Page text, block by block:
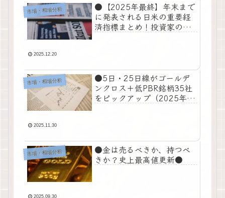
市場・相場分析
●【2025年最終】年末まで
に発表される日米の重要経
済指標まとめ！投資家の注
2025.12.20
市場・相場分析
●5日・25日線がゴールデ
ンクロス＋低PBR銘柄35社
をピックアップ（2025年11
2025.11.30
市場・相場分析
●金は売るべきか、持つべ
きか？史上最高値更新●
2025.09.30